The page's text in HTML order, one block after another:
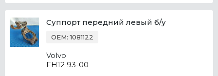
Суппорт передний левый б/у
OEM: 1081122
Volvo
FH12 93-00